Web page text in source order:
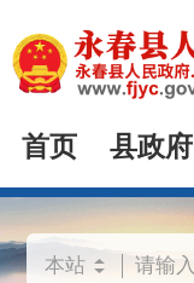
首页 县政府